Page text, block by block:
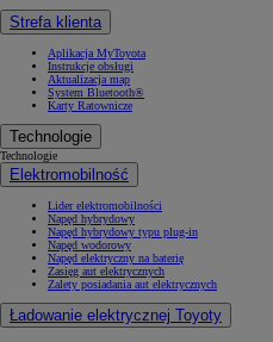
Strefa klienta
Aplikacja MyToyota
Instrukcje obsługi
Aktualizacja map
System Bluetooth®
Karty Ratownicze
Technologie
Technologie
Elektromobilność
Lider elektromobilności
Napęd hybrydowy
Napęd hybrydowy typu plug-in
Napęd wodorowy
Napęd elektryczny na baterię
Zasięg aut elektrycznych
Zalety posiadania aut elektrycznych
Ładowanie elektrycznej Toyoty